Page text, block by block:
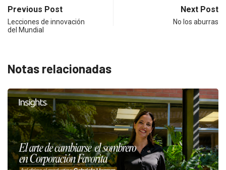
Previous Post
Lecciones de innovación
del Mundial
Next Post
No los aburras
Notas relacionadas